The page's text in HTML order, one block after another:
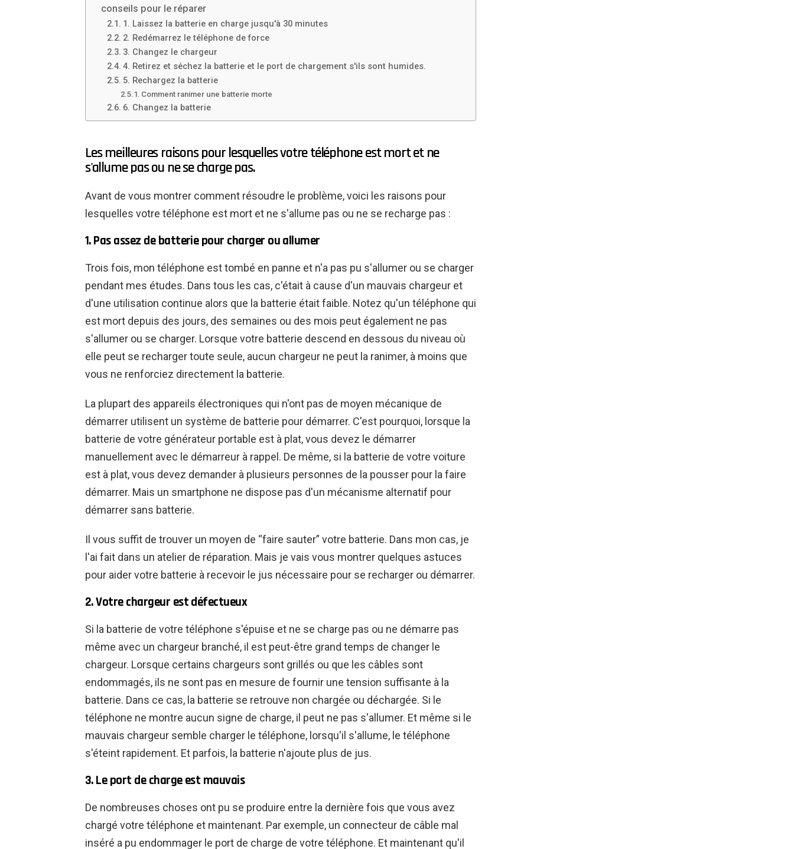
conseils pour le réparer
1. Laissez la batterie en charge jusqu'à 30 minutes
2. Redémarrez le téléphone de force
3. Changez le chargeur
4. Retirez et séchez la batterie et le port de chargement s'ils sont humides.
5. Rechargez la batterie
Comment ranimer une batterie morte
6. Changez la batterie
Les meilleures raisons pour lesquelles votre téléphone est mort et ne
s'allume pas ou ne se charge pas.
Avant de vous montrer comment résoudre le problème, voici les raisons pour
lesquelles votre téléphone est mort et ne s'allume pas ou ne se recharge pas :
1. Pas assez de batterie pour charger ou allumer
Trois fois, mon téléphone est tombé en panne et n'a pas pu s'allumer ou se charger
pendant mes études. Dans tous les cas, c'était à cause d'un mauvais chargeur et
d'une utilisation continue alors que la batterie était faible. Notez qu'un téléphone qui
est mort depuis des jours, des semaines ou des mois peut également ne pas
s'allumer ou se charger. Lorsque votre batterie descend en dessous du niveau où
elle peut se recharger toute seule, aucun chargeur ne peut la ranimer, à moins que
vous ne renforciez directement la batterie.
La plupart des appareils électroniques qui n'ont pas de moyen mécanique de
démarrer utilisent un système de batterie pour démarrer. C'est pourquoi, lorsque la
batterie de votre générateur portable est à plat, vous devez le démarrer
manuellement avec le démarreur à rappel. De même, si la batterie de votre voiture
est à plat, vous devez demander à plusieurs personnes de la pousser pour la faire
démarrer. Mais un smartphone ne dispose pas d'un mécanisme alternatif pour
démarrer sans batterie.
Il vous suffit de trouver un moyen de “faire sauter” votre batterie. Dans mon cas, je
l'ai fait dans un atelier de réparation. Mais je vais vous montrer quelques astuces
pour aider votre batterie à recevoir le jus nécessaire pour se recharger ou démarrer.
2. Votre chargeur est défectueux
Si la batterie de votre téléphone s'épuise et ne se charge pas ou ne démarre pas
même avec un chargeur branché, il est peut-être grand temps de changer le
chargeur. Lorsque certains chargeurs sont grillés ou que les câbles sont
endommagés, ils ne sont pas en mesure de fournir une tension suffisante à la
batterie. Dans ce cas, la batterie se retrouve non chargée ou déchargée. Si le
téléphone ne montre aucun signe de charge, il peut ne pas s'allumer. Et même si le
mauvais chargeur semble charger le téléphone, lorsqu'il s'allume, le téléphone
s'éteint rapidement. Et parfois, la batterie n'ajoute plus de jus.
3. Le port de charge est mauvais
De nombreuses choses ont pu se produire entre la dernière fois que vous avez
chargé votre téléphone et maintenant. Par exemple, un connecteur de câble mal
inséré a pu endommager le port de charge de votre téléphone. Et maintenant qu'il